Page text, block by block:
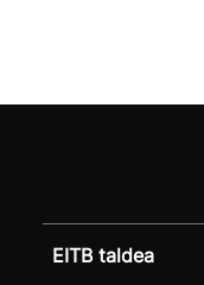
EITB taldea